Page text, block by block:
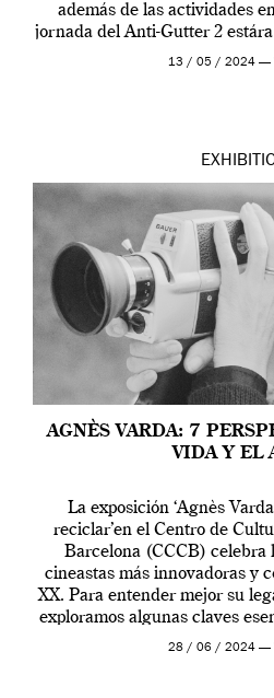
además de las actividades
jornada del Anti-Gutter 2
[…]
13 / 05 / 2024 —
AGNÈS VARDA: 7
VIDA Y EL
La exposición ‘Agnès
reciclar’en el Centro de
Barcelona (CCCB) celebra
cineastas más innovadoras y
XX. Para entender mejor su
exploramos algunas claves
de entender la vida, el cine y
28 / 06 / 2024 —